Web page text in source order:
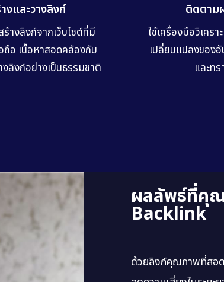
งและวางลิงก์
ร้างลิงก์จากเว็บไซต์ที่มี
ถือ เนื้อหาสอดคล้องกับ
งลิงก์อย่างเป็นธรรมชาติ
ติดตาม
ใช้เครื่องมือวิเครา
เปลี่ยนแปลงของ
และท
ผลลัพธ์ที่คุณ
Backlink
ด้วยลิงก์คุณภาพที่สอด